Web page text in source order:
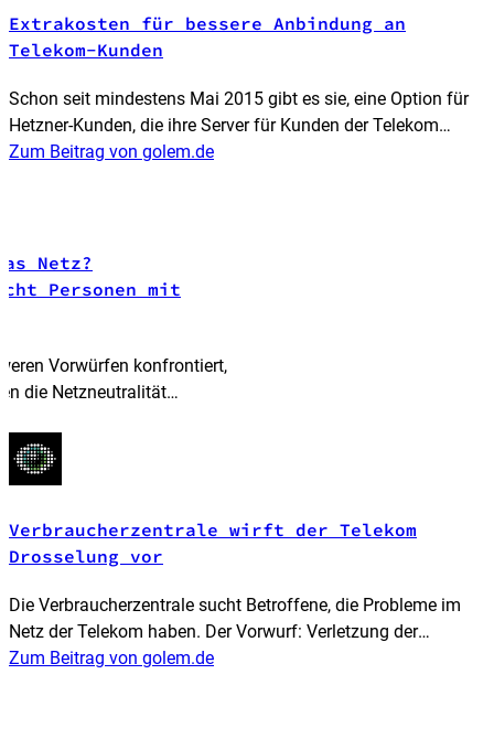
Extrakosten für bessere Anbindung an
Telekom-Kunden
Schon seit mindestens Mai 2015 gibt es sie, eine Option für
Hetzner-Kunden, die ihre Server für Kunden der Telekom
zwischen 19 und 22 Uhr besser erreichbar machen wollen.
Zum Beitrag von golem.de
Netz?
Personen mit
Vorwürfen konfrontiert,
die Netzneutralität
Verbraucherzentrale wirft der Telekom
Drosselung vor
Die Verbraucherzentrale sucht Betroffene, die Probleme im
Netz der Telekom haben. Der Vorwurf: Verletzung der
Netzneutralität.
Zum Beitrag von golem.de